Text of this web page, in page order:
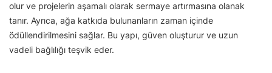
olur ve projelerin aşamalı olarak sermaye artırmasına olanak
tanır. Ayrıca, ağa katkıda bulunanların zaman içinde
ödüllendirilmesini sağlar. Bu yapı, güven oluşturur ve uzun
vadeli bağlılığı teşvik eder.